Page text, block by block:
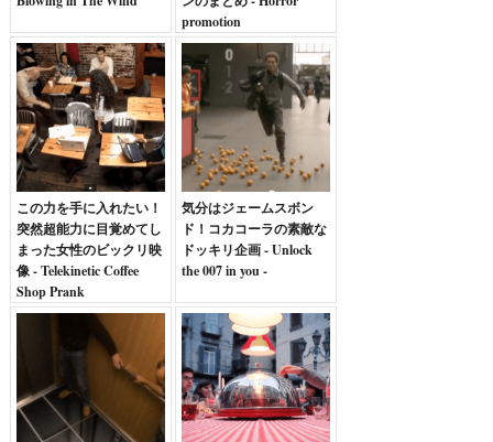
promotion
この力を手に入れたい！
突然超能力に目覚めてし
まった女性のビックリ映
像 - Telekinetic Coffee
Shop Prank
気分はジェームスボン
ド！コカコーラの素敵な
ドッキリ企画 - Unlock
the 007 in you -